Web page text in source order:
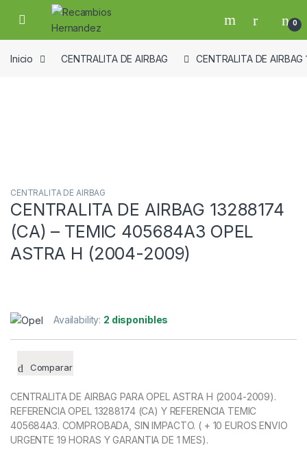
Skip to navigation
Skip to content
Open 0
Inicio CENTRALITA DE AIRBAG CENTRALITA DE
CENTRALITA DE AIRBAG
CENTRALITA DE AIRBAG 13288174
(CA) – TEMIC 405684A3 OPEL
ASTRA H (2004-2009)
Availability: 2 disponibles
Comparar
CENTRALITA DE AIRBAG PARA OPEL ASTRA H (2004-2009).
REFERENCIA OPEL 13288174 (CA) Y REFERENCIA TEMIC
405684A3. COMPROBADA, SIN IMPACTO. ( + 10 EUROS ENVIO
URGENTE 19 HORAS Y GARANTIA DE 1 MES).